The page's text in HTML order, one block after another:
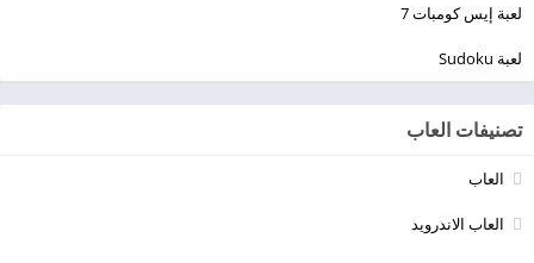
لعبة إيس كومبات 7
لعبة Sudoku
تصنيفات العاب
العاب
العاب الاندرويد